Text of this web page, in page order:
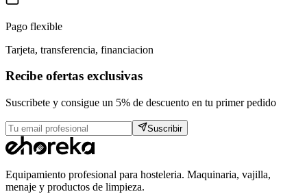
Pago flexible
Tarjeta, transferencia, financiacion
Recibe ofertas exclusivas
Suscribete y consigue un 5% de descuento en tu primer pedido
Suscribir
Equipamiento profesional para hosteleria. Maquinaria, vajilla,
menaje y productos de limpieza.